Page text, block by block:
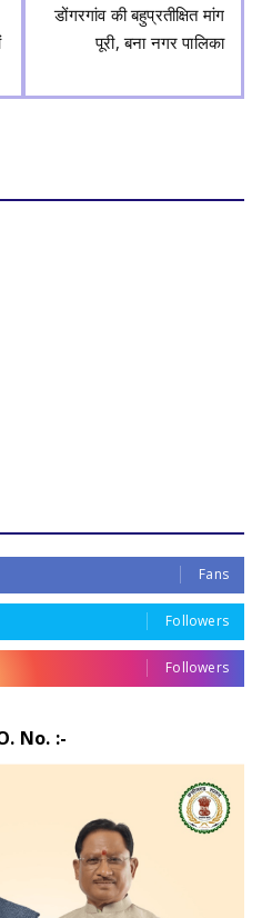
डोंगरगांव की बहुप्रतीक्षित मांग
पूरी, बना नगर पालिका
Fans
Followers
Followers
No. :-